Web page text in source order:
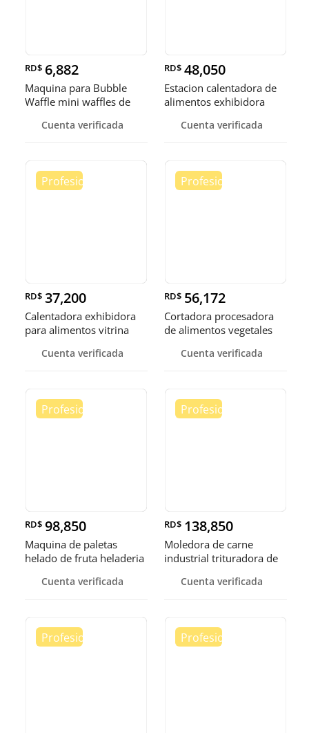
RD$ 6,882
Maquina para Bubble
Waffle mini waffles de
Cuenta verificada
RD$ 48,050
Estacion calentadora de
alimentos exhibidora
Cuenta verificada
RD$ 37,200
Calentadora exhibidora
para alimentos vitrina
Cuenta verificada
RD$ 56,172
Cortadora procesadora
de alimentos vegetales
Cuenta verificada
RD$ 98,850
Maquina de paletas
helado de fruta heladeria
Cuenta verificada
RD$ 138,850
Moledora de carne
industrial trituradora de
Cuenta verificada